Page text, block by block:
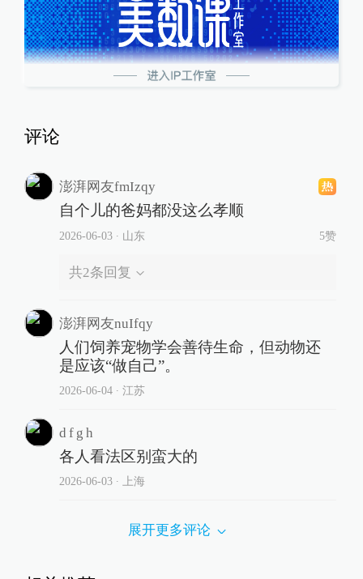
评论
澎湃网友fmIzqy
自个儿的爸妈都没这么孝顺
2026-06-03∙ 山东 5赞
共2条回复
澎湃网友nuIfqy
人们饲养宠物学会善待生命，但动物还
是应该“做自己”。
2026-06-04∙ 江苏
d f g h
各人看法区别蛮大的
2026-06-03∙ 上海
展开更多评论